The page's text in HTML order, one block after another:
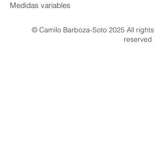
Medidas variables
© Camilo Barboza-Soto 2025 All rights
reserved